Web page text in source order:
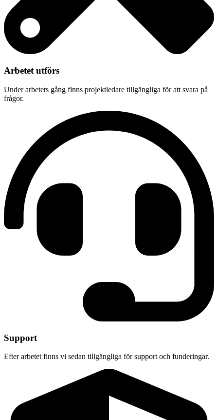
Arbetet utförs
Under arbetets gång finns projektledare tillgängliga för att svara på
frågor.
Support
Efter arbetet finns vi sedan tillgängliga för support och funderingar.